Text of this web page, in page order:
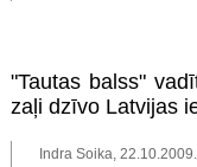
"Tautas balss"
zaļi dzīvo Latvijas
Indra Soika,